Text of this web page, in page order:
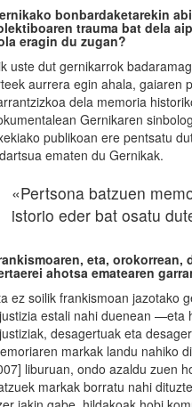
bonbardaketarekin
trauma bat dela
eragin du zugan?
uste dut gernikarrok
aurrera egin ahala, gaiaren
dela memoria
Gernikaren
publikoan ere pentsatu
ematen du Gernikak.
«Pertsona batzuen
istorio eder bat osatu
eta,
ahotsa ematearen
ez soilik frankismoan jazotako
estali nahi duenean —eta
desagertuak eta
markak landu nahiko
liburuan, ondo azaldu zuen
markak borratu nahi